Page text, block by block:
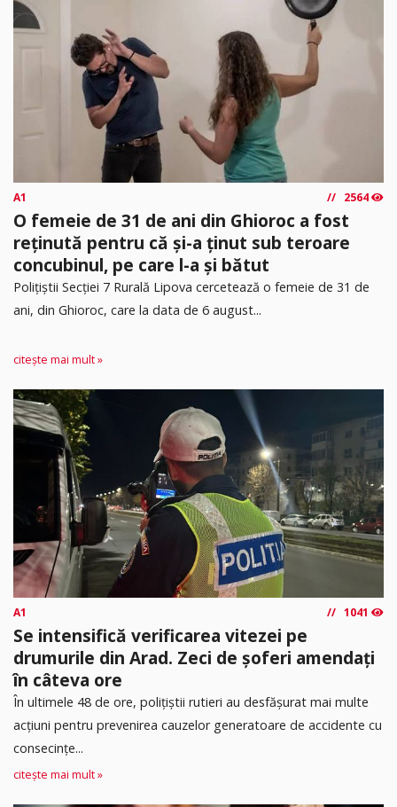
A1 2564
O femeie de 31 de ani din Ghioroc a fost
reținută pentru că și-a ținut sub teroare
concubinul, pe care l-a și bătut
​Polițiștii Secției 7 Rurală Lipova cercetează o femeie de 31 de
ani, din Ghioroc, care la data de 6 august...
citește mai mult »
A1 1041
Se intensifică verificarea vitezei pe
drumurile din Arad. Zeci de șoferi amendați
în câteva ore
În ultimele 48 de ore, polițiștii rutieri au desfășurat mai multe
acțiuni pentru prevenirea cauzelor generatoare de accidente cu
consecințe...
citește mai mult »